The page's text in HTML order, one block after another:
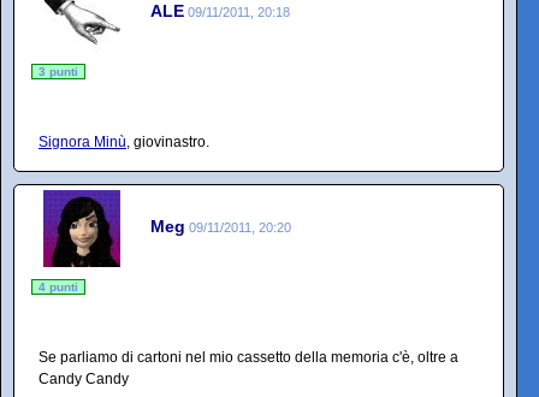
ALE 09/11/2011, 20:18
3 punti
Signora Minù, giovinastro.
Meg 09/11/2011, 20:20
4 punti
Se parliamo di cartoni nel mio cassetto della memoria c'è, oltre a
Candy Candy